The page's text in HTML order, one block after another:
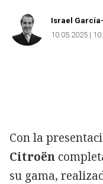
Copiar
Israel
10.05.2025 |
Con la
Citroën
su gama,